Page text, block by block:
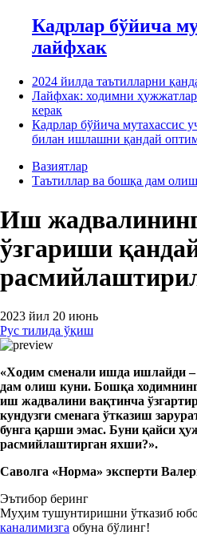
Кадрлар бўйича
лайфхак
2024 йилда таътилларни
Лайфхак: ходимни
керак
Кадрлар бўйича мутахассис
билан ишлашни қандай
Вазиятлар
Таътиллар ва бошқа дам
Иш
ўзгариши
2023 йил 20 июнь
Рус тилида ўқиш
«Ходим сменали ишда ишлайди –
дам олиш куни. Бошқа
иш жадвалини вақтинча
кундузги сменага ўтказиш зарур
бунга қарши эмас. Буни қайси
расмийлаштирган яхши?».
Саволга «Норма» эксперти
Эътибор беринг
Муҳим тушунтиришни ўтказиб
каналимизга обуна бўлинг!